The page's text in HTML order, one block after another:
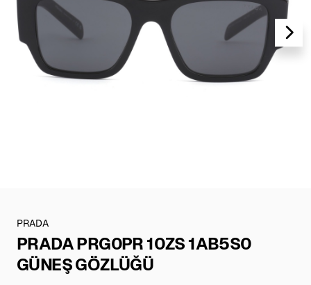
PRADA
PRADA PRG0PR 10ZS 1AB5S0
GÜNEŞ GÖZLÜĞÜ